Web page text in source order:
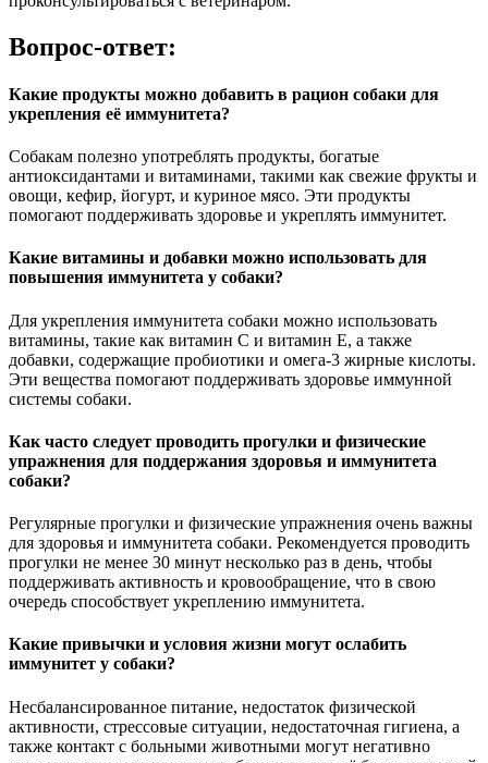
Вопрос-ответ:
Какие продукты можно добавить в рацион собаки для
укрепления её иммунитета?
Собакам полезно употреблять продукты, богатые
антиоксидантами и витаминами, такими как свежие фрукты и
овощи, кефир, йогурт, и куриное мясо. Эти продукты
помогают поддерживать здоровье и укреплять иммунитет.
Какие витамины и добавки можно использовать для
повышения иммунитета у собаки?
Для укрепления иммунитета собаки можно использовать
витамины, такие как витамин C и витамин E, а также
добавки, содержащие пробиотики и омега-3 жирные кислоты.
Эти вещества помогают поддерживать здоровье иммунной
системы собаки.
Как часто следует проводить прогулки и физические
упражнения для поддержания здоровья и иммунитета
собаки?
Регулярные прогулки и физические упражнения очень важны
для здоровья и иммунитета собаки. Рекомендуется проводить
прогулки не менее 30 минут несколько раз в день, чтобы
поддерживать активность и кровообращение, что в свою
очередь способствует укреплению иммунитета.
Какие привычки и условия жизни могут ослабить
иммунитет у собаки?
Несбалансированное питание, недостаток физической
активности, стрессовые ситуации, недостаточная гигиена, а
также контакт с больными животными могут негативно